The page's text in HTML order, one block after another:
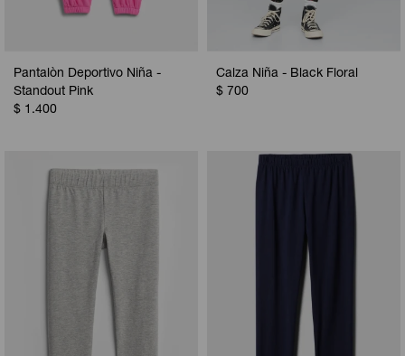
Pantalòn Deportivo Niña -
Standout Pink
$ 1.400
Calza Niña - Black Floral
$ 700